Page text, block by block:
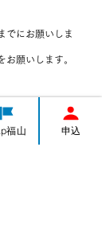
でにお願いしま
お願いします。
福山 申込